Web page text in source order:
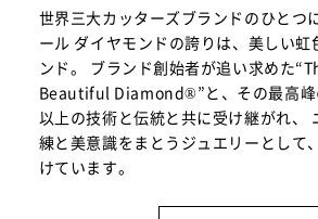
世界三大カッターズブランドのひとつ
ール ダイヤモンドの誇りは、美しい虹
ンド。 ブランド創始者が追い求めた
Beautiful Diamond®”と、その最高峰
以上の技術と伝統と共に受け継がれ、
練と美意識をまとうジュエリーとして
けています。